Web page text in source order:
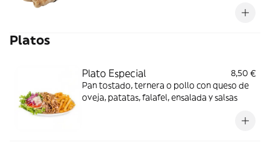
Platos
Plato Especial
8,50 €
Pan tostado, ternera o pollo con queso de
oveja, patatas, falafel, ensalada y salsas